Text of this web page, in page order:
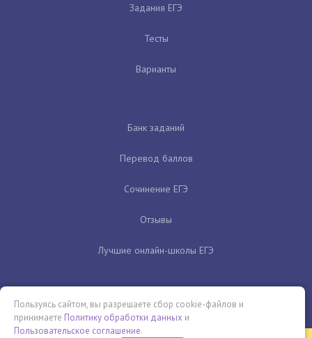
Задания ЕГЭ
Тесты
Варианты
Банк заданий
Перевод баллов
Сочинение ЕГЭ
Отзывы
Лучшие онлайн-школы ЕГЭ
Пользуясь сайтом, вы разрешаете сбор cookie-файлов и
принимаете Политику обработки данных и
Пользовательское соглашение.